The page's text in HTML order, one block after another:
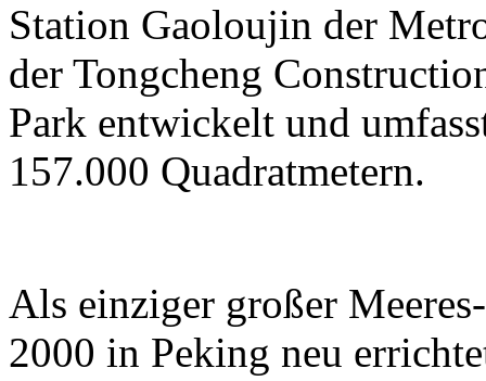
Station Gaoloujin der
der Tongcheng
Park entwickelt und
157.000 Quadratmetern.
Als einziger großer
2000 in Peking neu